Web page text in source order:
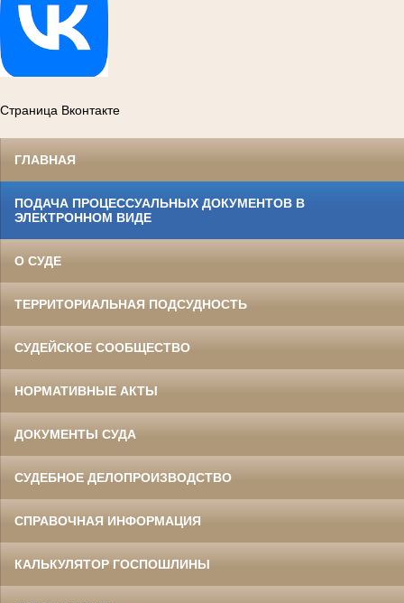
Страница Вконтакте
ГЛАВНАЯ
ПОДАЧА ПРОЦЕССУАЛЬНЫХ ДОКУМЕНТОВ В
ЭЛЕКТРОННОМ ВИДЕ
О СУДЕ
ТЕРРИТОРИАЛЬНАЯ ПОДСУДНОСТЬ
СУДЕЙСКОЕ СООБЩЕСТВО
НОРМАТИВНЫЕ АКТЫ
ДОКУМЕНТЫ СУДА
СУДЕБНОЕ ДЕЛОПРОИЗВОДСТВО
СПРАВОЧНАЯ ИНФОРМАЦИЯ
КАЛЬКУЛЯТОР ГОСПОШЛИНЫ